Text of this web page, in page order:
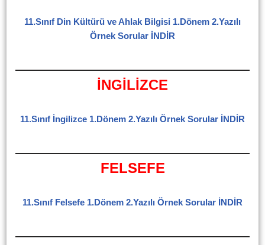
11.Sınıf Din Kültürü ve Ahlak Bilgisi 1.Dönem 2.Yazılı
Örnek Sorular İNDİR
İNGİLİZCE
11.Sınıf İngilizce 1.Dönem 2.Yazılı Örnek Sorular İNDİR
FELSEFE
11.Sınıf Felsefe 1.Dönem 2.Yazılı Örnek Sorular İNDİR